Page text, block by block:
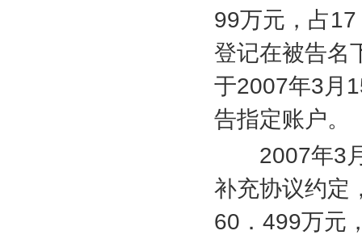
99万元，占17
登记在被告名
于2007年3月
告指定账户。
2007年3
补充协议约定
60 ． 499万元